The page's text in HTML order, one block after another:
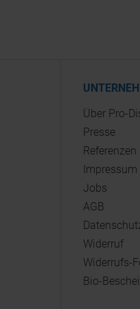
Über Pro-
Presse
Referenzen
Impressum
Jobs
AGB
Widerruf
Widerrufs-
Bio-